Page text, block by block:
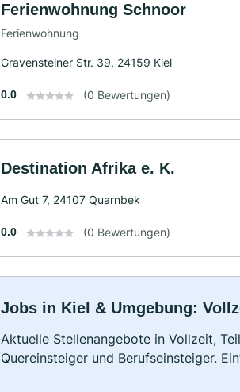
Ferienwohnung Schnoor
Ferienwohnung
Gravensteiner Str. 39, 24159 Kiel
0.0 (0 Bewertungen)
Destination Afrika e. K.
Am Gut 7, 24107 Quarnbek
0.0 (0 Bewertungen)
Jobs in Kiel & Umgebung:
Aktuelle Stellenangebote in Vollzeit,
Quereinsteiger und Berufseinsteiger.